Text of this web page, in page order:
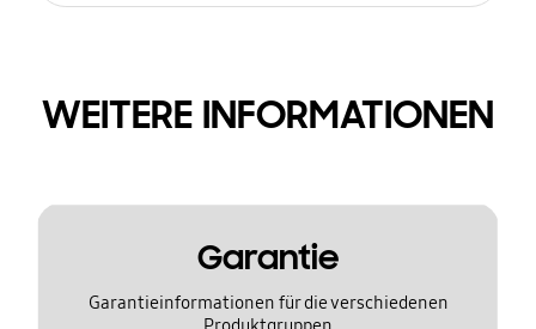
WEITERE INFORMATIONEN
Garantie
Garantieinformationen für die verschiedenen